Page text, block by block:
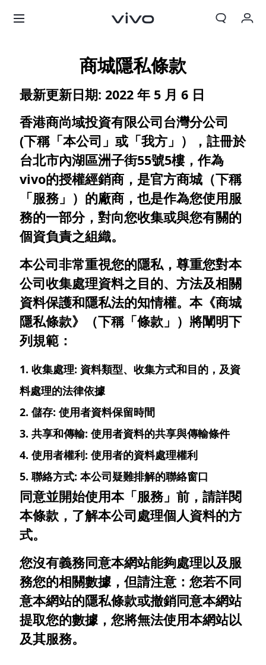
登入/註冊
帳號設定
商城隱私條款
最新更新日期: 2022 年 5 月 6 日
香港商尚域投資有限公司台灣分公司
(下稱「本公司」或「我方」），註冊於
台北市內湖區洲子街55號5樓，作為
vivo的授權經銷商，是官方商城（下稱
「服務」）的廠商，也是作為您使用服
務的一部分，對向您收集或與您有關的
個資負責之組織。
本公司非常重視您的隱私，尊重您對本
公司收集處理資料之目的、方法及相關
資料保護和隱私法的知情權。本《商城
隱私條款》（下稱「條款」）將闡明下
列規範：
1. 收集處理: 資料類型、收集方式和目的，及資
料處理的法律依據
2. 儲存:使用者資料保留時間
3. 共享和傳輸:使用者資料的共享與傳輸條件
4. 使用者權利:使用者的資料處理權利
5. 聯絡方式:本公司疑難排解的聯絡窗口
同意並開始使用本「服務」前，請詳閱
本條款，了解本公司處理個人資料的方
式。
您沒有義務同意本網站能夠處理以及服
務您的相關數據，但請注意：您若不同
意本網站的隱私條款或撤銷同意本網站
提取您的數據，您將無法使用本網站以
及其服務。